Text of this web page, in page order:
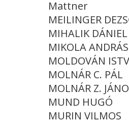
Mattner
MEILINGER
MIHALIK DÁNIEL
MIKOLA ANDRÁS
MOLDOVÁN
MOLNÁR C. PÁL
MOLNÁR Z.
MUND HUGÓ
MURIN VILMOS